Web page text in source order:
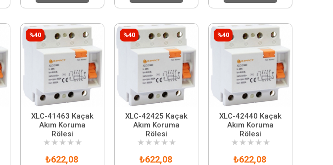
XLC-41463 Kaçak
Akım Koruma
Rölesi
★ ★ ★ ★ ★
₺622,08
%40
XLC-42425 Kaçak
Akım Koruma
Rölesi
★ ★ ★ ★ ★
₺622,08
%40
XLC-42440 Kaçak
Akım Koruma
Rölesi
★ ★ ★ ★ ★
₺622,08
%40